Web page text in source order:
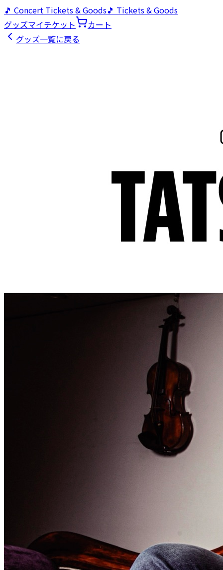
🎵 Concert Tickets & Goods🎵 Tickets & Goods
グッズマイチケット
カート
グッズ一覧に戻る